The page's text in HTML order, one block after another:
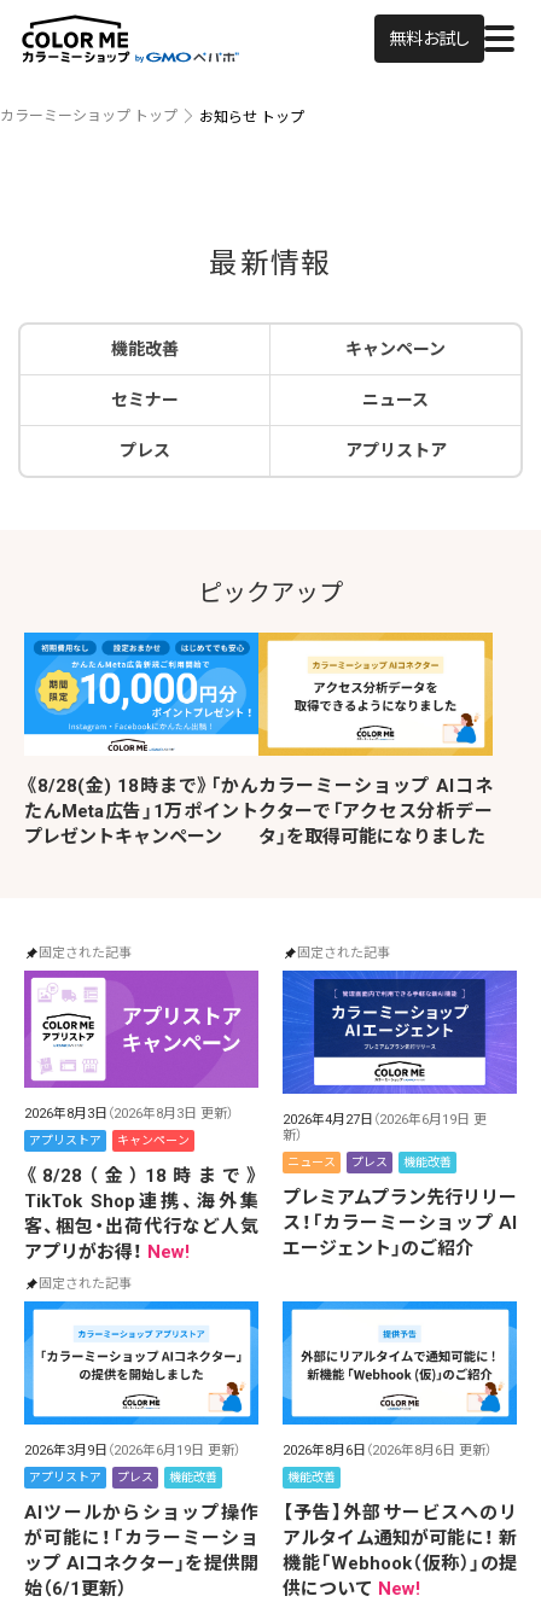
無料お試し
カラーミーショップ トップ お知らせ トップ
最新情報
機能改善 キャンペーン
セミナー ニュース
プレス アプリストア
ピックアップ
《8/28(金) 18時まで》「かん
たんMeta広告」1万ポイント
プレゼントキャンペーン
カラーミーショップ AIコネ
クターで「アクセス分析デー
タ」を取得可能になりました
固定された記事
2026年8月3日 （2026年8月3日 更新）
アプリストア キャンペーン
《8/28（金）18時まで》
TikTok Shop連携、海外集
客、梱包・出荷代行など人気
アプリがお得！ New!
固定された記事
2026年4月27日 （2026年6月19日 更
新）
ニュース プレス 機能改善
プレミアムプラン先行リリー
ス！「カラーミーショップ AI
エージェント」のご紹介
固定された記事
2026年3月9日 （2026年6月19日 更新）
アプリストア プレス 機能改善
AIツールからショップ操作
が可能に！「カラーミーショ
ップ AIコネクター」を提供開
始（6/1更新）
2026年8月6日 （2026年8月6日 更新）
機能改善
【予告】外部サービスへのリ
アルタイム通知が可能に！ 新
機能「Webhook（仮称）」の提
供について New!